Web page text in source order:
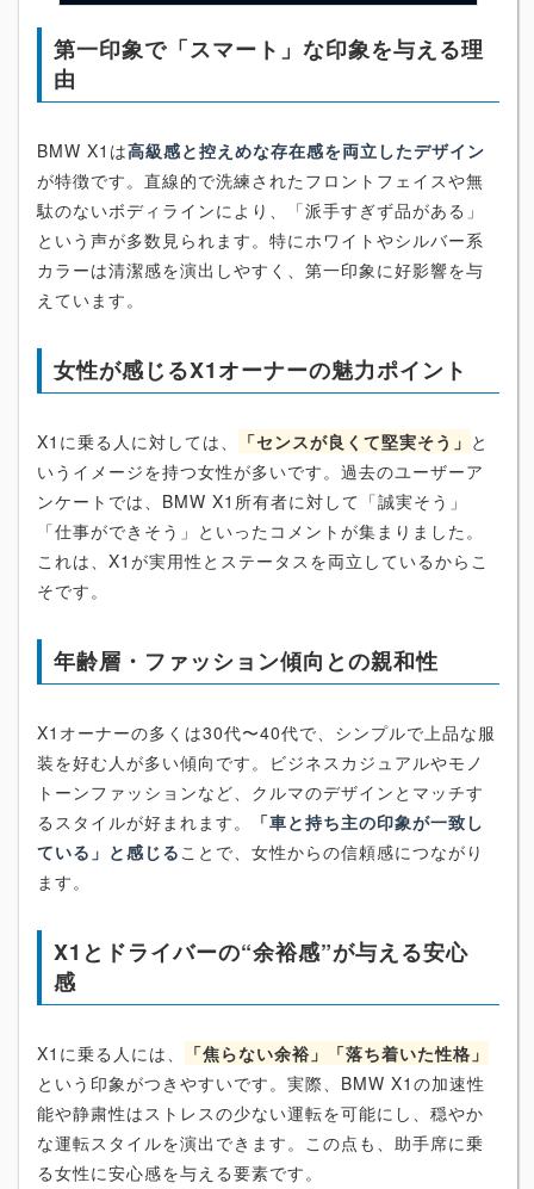
第一印象で「スマート」な印象を与える理
由
BMW X1は高級感と控えめな存在感を両立したデザイン
が特徴です。直線的で洗練されたフロントフェイスや無
駄のないボディラインにより、「派手すぎず品がある」
という声が多数見られます。特にホワイトやシルバー系
カラーは清潔感を演出しやすく、第一印象に好影響を与
えています。
女性が感じるX1オーナーの魅力ポイント
X1に乗る人に対しては、 「センスが良くて堅実そう」 と
いうイメージを持つ女性が多いです。過去のユーザーア
ンケートでは、BMW X1所有者に対して「誠実そう」
「仕事ができそう」といったコメントが集まりました。
これは、X1が実用性とステータスを両立しているからこ
そです。
年齢層・ファッション傾向との親和性
X1オーナーの多くは30代〜40代で、シンプルで上品な服
装を好む人が多い傾向です。ビジネスカジュアルやモノ
トーンファッションなど、クルマのデザインとマッチす
るスタイルが好まれます。
「車と持ち主の印象が一致し
ている」と感じることで、女性からの信頼感につながり
ます。
X1とドライバーの“余裕感”が与える安心
感
X1に乗る人には、
「焦らない余裕」「落ち着いた性格」
という印象がつきやすいです。実際、BMW X1の加速性
能や静粛性はストレスの少ない運転を可能にし、穏やか
な運転スタイルを演出できます。この点も、助手席に乗
る女性に安心感を与える要素です。